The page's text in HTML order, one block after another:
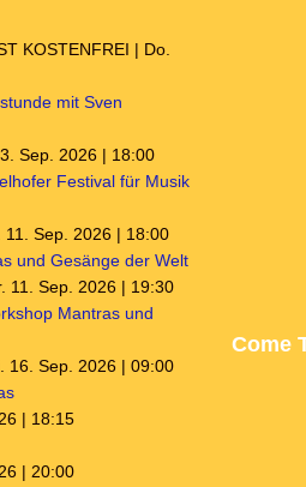
KOSTENFREI | Do.
mit Sven
Sep. 2026 | 18:00
Festival für Musik
Sep. 2026 | 18:00
und Gesänge der Welt
11. Sep. 2026 | 19:30
Mantras und
16. Sep. 2026 | 09:00
| 18:15
| 20:00
Come